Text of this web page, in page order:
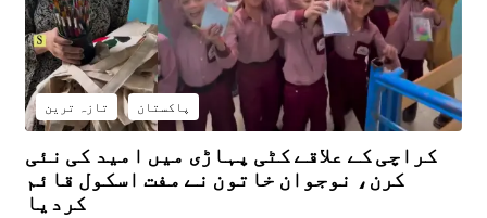
پاکستان تازہ ترین
کراچی کے علاقے کٹی پہاڑی میں امید کی نئی
کرن، نوجوان خاتون نے مفت اسکول قائم
کردیا